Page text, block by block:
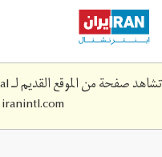
Skip
main
content
تشاهد صفحة من الموقع القديم لـ Iran International لم تعد محدثة. قم بزيارة
iranintl.com